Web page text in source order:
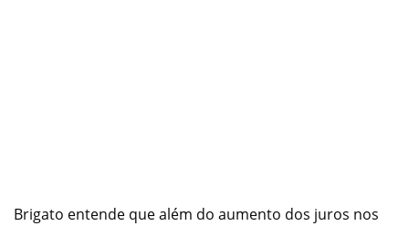
Brigato entende que além do aumento dos juros nos